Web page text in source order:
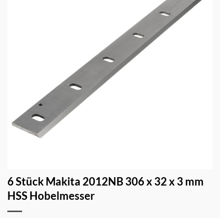
6 Stück Makita 2012NB 306 x 32 x 3 mm
HSS Hobelmesser